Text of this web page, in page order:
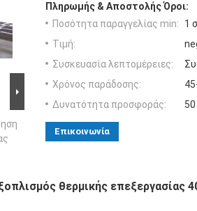
Πληρωμής & Αποστολής Όροι:
Ποσότητα παραγγελίας min:
1
Τιμή:
Συσκευασία λεπτομέρειες:
Χρόνος παράδοσης:
Δυνατότητα προσφοράς:
Επικοινωνία
θερμικής επεξεργασίας